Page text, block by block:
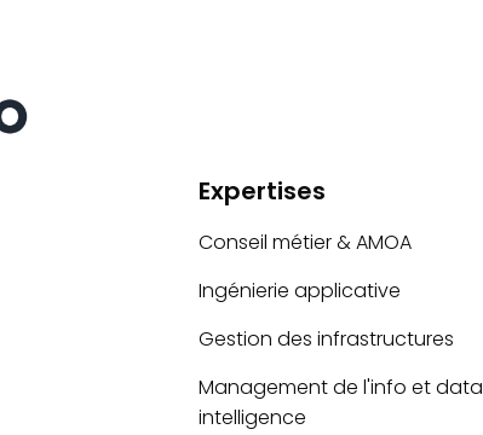
Expertises
Conseil métier & AMOA
Ingénierie applicative
Gestion des infrastructures
Management de l'info et data
intelligence